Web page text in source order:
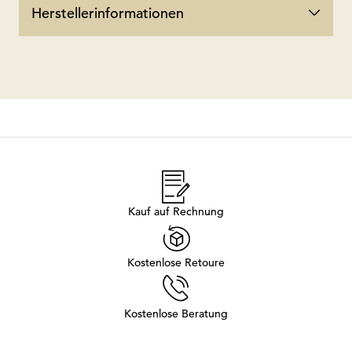
Herstellerinformationen
Kauf auf Rechnung
Kostenlose Retoure
Kostenlose Beratung